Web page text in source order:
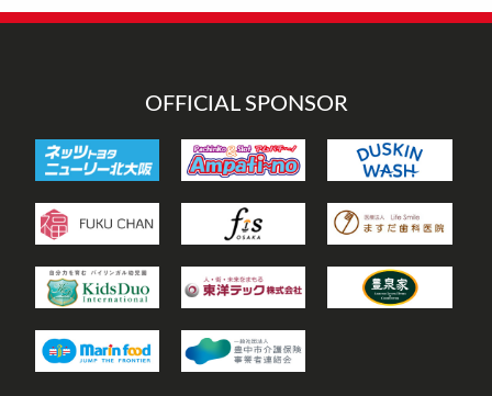
リ
OFFICIAL SPONSOR